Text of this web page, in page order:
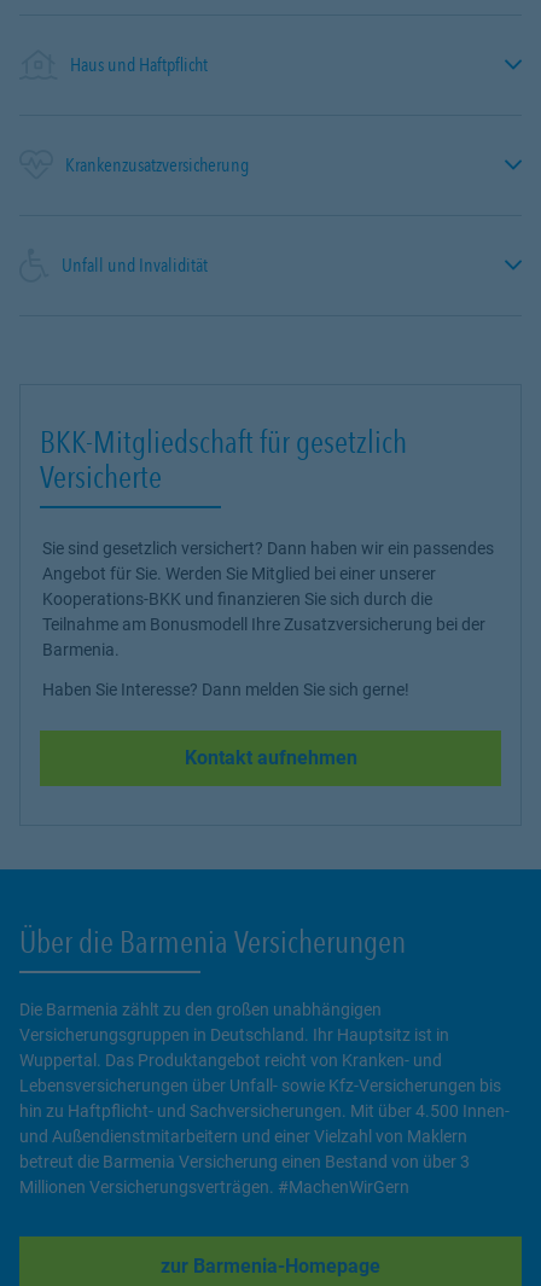
Haus und Haftpflicht
Krankenzusatzversicherung
Unfall und Invalidität
BKK-Mitgliedschaft für gesetzlich
Versicherte
Sie sind gesetzlich versichert? Dann haben wir ein passendes
Angebot für Sie. Werden Sie Mitglied bei einer unserer
Kooperations-BKK und finanzieren Sie sich durch die
Teilnahme am Bonusmodell Ihre Zusatzversicherung bei der
Barmenia.
Haben Sie Interesse? Dann melden Sie sich gerne!
Kontakt aufnehmen
Über die Barmenia Versicherungen
Die Barmenia zählt zu den großen unabhängigen
Versicherungsgruppen in Deutschland. Ihr Hauptsitz ist in
Wuppertal. Das Produktangebot reicht von Kranken- und
Lebensversicherungen über Unfall- sowie Kfz-Versicherungen bis
hin zu Haftpflicht- und Sachversicherungen. Mit über 4.500 Innen-
und Außendienstmitarbeitern und einer Vielzahl von Maklern
betreut die Barmenia Versicherung einen Bestand von über 3
Millionen Versicherungsverträgen. #MachenWirGern
zur Barmenia-Homepage
Link Opens in New Tab